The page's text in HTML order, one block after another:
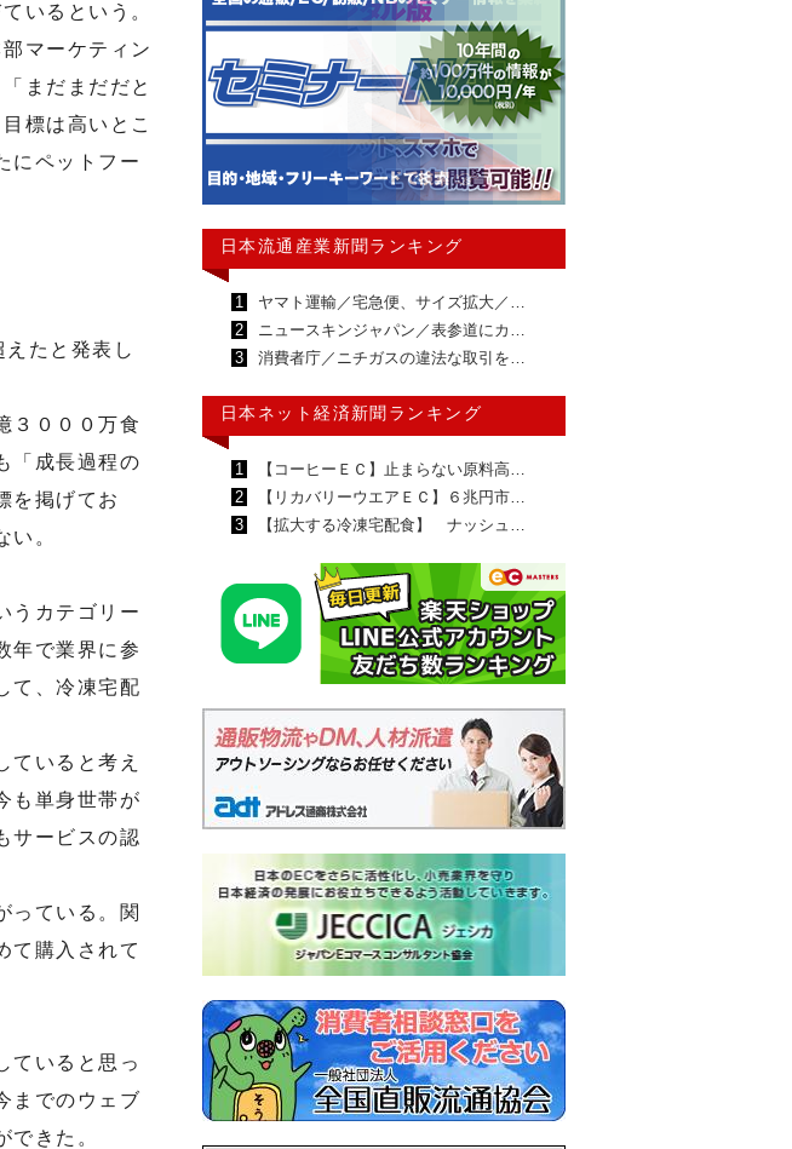
いるという。
マーケティン
まだまだだと
標は高いとこ
にペットフー
たと発表し
３０００万食
「成長過程の
を掲げてお
い。
うカテゴリー
年で業界に参
て、冷凍宅配
いると考え
も単身世帯が
サービスの認
っている。関
て購入されて
ていると思っ
までのウェブ
きた。
日本流通産業新聞ランキング
1
ヤマト運輸／宅急便、サイズ拡大／…
2
ニュースキンジャパン／表参道にカ…
3
消費者庁／ニチガスの違法な取引を…
日本ネット経済新聞ランキング
1
【コーヒーＥＣ】止まらない原料高…
2
【リカバリーウエアＥＣ】６兆円市…
3
【拡大する冷凍宅配食】 ナッシュ…